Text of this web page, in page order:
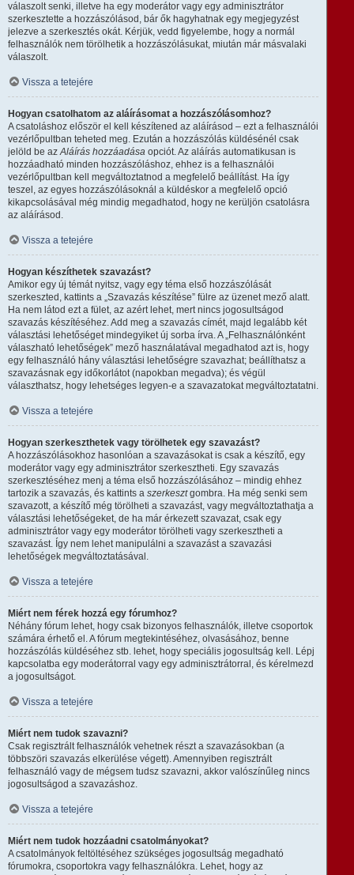
válaszolt senki, illetve ha egy moderátor vagy egy adminisztrátor
szerkesztette a hozzászólásod, bár ők hagyhatnak egy megjegyzést
jelezve a szerkesztés okát. Kérjük, vedd figyelembe, hogy a normál
felhasználók nem törölhetik a hozzászólásukat, miután már másvalaki
válaszolt.
Vissza a tetejére
Hogyan csatolhatom az aláírásomat a hozzászólásomhoz?
A csatoláshoz először el kell készítened az aláírásod – ezt a felhasználói
vezérlőpultban teheted meg. Ezután a hozzászólás küldésénél csak
jelöld be azAláírás hozzáadása opciót. Az aláírás automatikusan is
hozzáadható minden hozzászóláshoz, ehhez is a felhasználói
vezérlőpultban kell megváltoztatnod a megfelelő beállítást. Ha így
teszel, az egyes hozzászólásoknál a küldéskor a megfelelő opció
kikapcsolásával még mindig megadhatod, hogy ne kerüljön csatolásra
az aláírásod.
Vissza a tetejére
Hogyan készíthetek szavazást?
Amikor egy új témát nyitsz, vagy egy téma első hozzászólását
szerkeszted, kattints a „Szavazás készítése” fülre az üzenet mező alatt.
Ha nem látod ezt a fület, az azért lehet, mert nincs jogosultságod
szavazás készítéséhez. Add meg a szavazás címét, majd legalább két
választási lehetőséget mindegyiket új sorba írva. A „Felhasználónként
válaszható lehetőségek” mező használatával megadhatod azt is, hogy
egy felhasználó hány választási lehetőségre szavazhat; beállíthatsz a
szavazásnak egy időkorlátot (napokban megadva); és végül
választhatsz, hogy lehetséges legyen-e a szavazatokat megváltoztatatni.
Vissza a tetejére
Hogyan szerkeszthetek vagy törölhetek egy szavazást?
A hozzászólásokhoz hasonlóan a szavazásokat is csak a készítő, egy
moderátor vagy egy adminisztrátor szerkesztheti. Egy szavazás
szerkesztéséhez menj a téma első hozzászólásához – mindig ehhez
tartozik a szavazás, és kattints a szerkesztgombra. Ha még senki sem
szavazott, a készítő még törölheti a szavazást, vagy megváltoztathatja a
választási lehetőségeket, de ha már érkezett szavazat, csak egy
adminisztrátor vagy egy moderátor törölheti vagy szerkesztheti a
szavazást. Így nem lehet manipulálni a szavazást a szavazási
lehetőségek megváltoztatásával.
Vissza a tetejére
Miért nem férek hozzá egy fórumhoz?
Néhány fórum lehet, hogy csak bizonyos felhasználók, illetve csoportok
számára érhető el. A fórum megtekintéséhez, olvasásához, benne
hozzászólás küldéséhez stb. lehet, hogy speciális jogosultság kell. Lépj
kapcsolatba egy moderátorral vagy egy adminisztrátorral, és kérelmezd
a jogosultságot.
Vissza a tetejére
Miért nem tudok szavazni?
Csak regisztrált felhasználók vehetnek részt a szavazásokban (a
többszöri szavazás elkerülése végett). Amennyiben regisztrált
felhasználó vagy de mégsem tudsz szavazni, akkor valószínűleg nincs
jogosultságod a szavazáshoz.
Vissza a tetejére
Miért nem tudok hozzáadni csatolmányokat?
A csatolmányok feltöltéséhez szükséges jogosultság megadható
fórumokra, csoportokra vagy felhasználókra. Lehet, hogy az